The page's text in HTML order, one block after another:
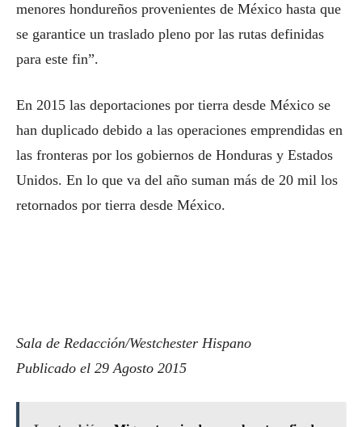
menores hondureños provenientes de México hasta que
se garantice un traslado pleno por las rutas definidas
para este fin”.
En 2015 las deportaciones por tierra desde México se
han duplicado debido a las operaciones emprendidas en
las fronteras por los gobiernos de Honduras y Estados
Unidos. En lo que va del año suman más de 20 mil los
retornados por tierra desde México.
Sala de Redacción/Westchester Hispano
Publicado el 29 Agosto 2015